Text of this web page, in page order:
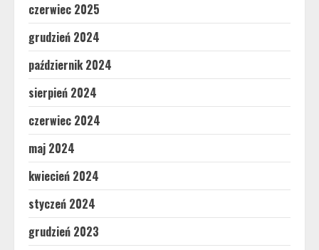
czerwiec 2025
grudzień 2024
październik 2024
sierpień 2024
czerwiec 2024
maj 2024
kwiecień 2024
styczeń 2024
grudzień 2023